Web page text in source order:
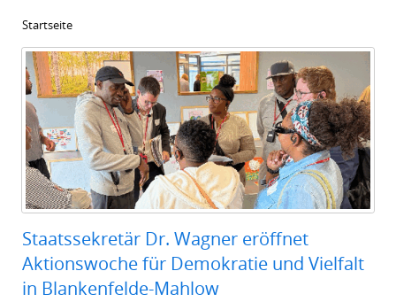
Startseite
Staatssekretär Dr. Wagner eröffnet
Aktionswoche für Demokratie und Vielfalt
in Blankenfelde-Mahlow